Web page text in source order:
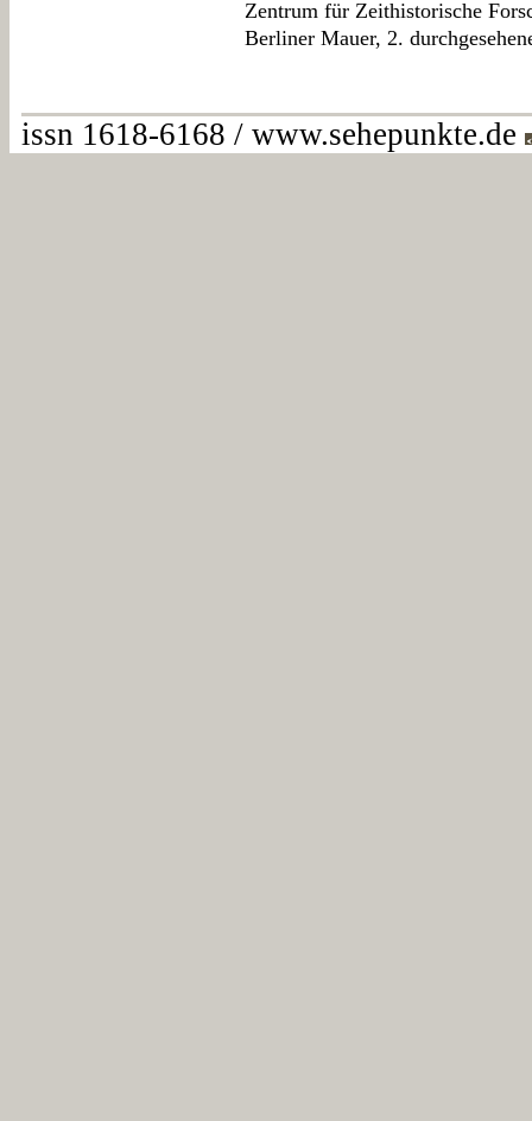
Zentrum für Zeithistorische
Berliner Mauer, 2.
issn 1618-6168 / www.sehepunkte.de